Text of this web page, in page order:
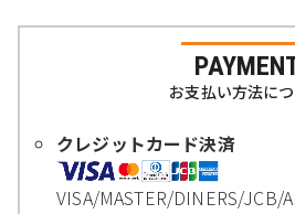
お支払い方法に
クレジットカード決済
VISA/MASTER/DINERS/JCB/